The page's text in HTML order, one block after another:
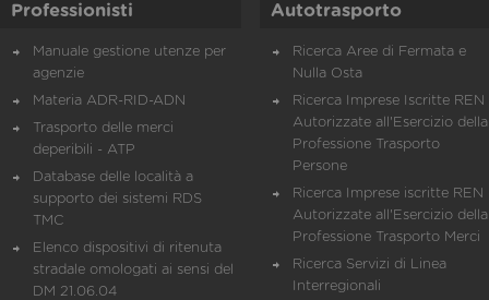
Professionisti
Manuale gestione utenze per
agenzie
Materia ADR-RID-ADN
Trasporto delle merci
deperibili - ATP
Database delle località a
supporto dei sistemi RDS
TMC
Elenco dispositivi di ritenuta
stradale omologati ai sensi del
DM 21.06.04
Autotrasporto
Ricerca Aree di Fermata e
Nulla Osta
Ricerca Imprese Iscritte REN
Autorizzate all'Esercizio della
Professione Trasporto
Persone
Ricerca Imprese iscritte REN
Autorizzate all'Esercizio della
Professione Trasporto Merci
Ricerca Servizi di Linea
Interregionali